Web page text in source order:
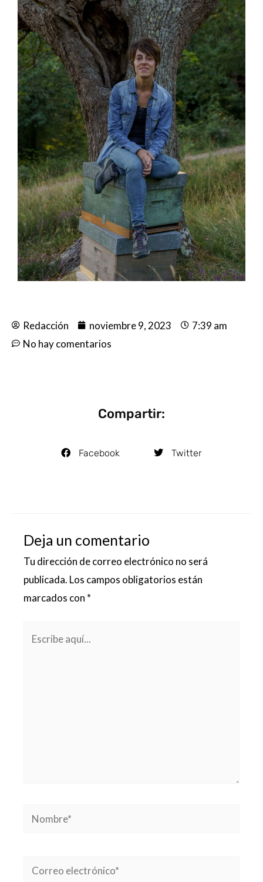
Redacción noviembre 9, 2023
7:39 am
No hay comentarios
Compartir:
Facebook Twitter
Deja un comentario
Tu dirección de correo electrónico no será
publicada. Los campos obligatorios están
marcados con *
Nombre*
Correo